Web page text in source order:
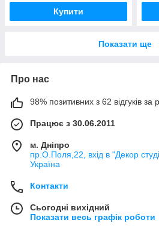
Купити
Показати ще
Про нас
98% позитивних з 62 відгуків за
Працює з 30.06.2011
м. Дніпро
пр.О.Поля,22, вхід в "Декор
Україна
Контакти
Сьогодні вихідний
Показати весь графік роботи